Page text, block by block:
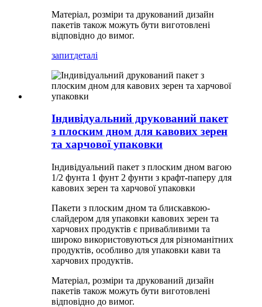
Матеріал, розміри та друкований дизайн
пакетів також можуть бути виготовлені
відповідно до вимог.
запитдеталі
Індивідуальний друкований пакет
з плоским дном для кавових зерен
та харчової упаковки
Індивідуальний пакет з плоским дном вагою
1/2 фунта 1 фунт 2 фунти з крафт-паперу для
кавових зерен та харчової упаковки
Пакети з плоским дном та блискавкою-
слайдером для упаковки кавових зерен та
харчових продуктів є привабливими та
широко використовуються для різноманітних
продуктів, особливо для упаковки кави та
харчових продуктів.
Матеріал, розміри та друкований дизайн
пакетів також можуть бути виготовлені
відповідно до вимог.